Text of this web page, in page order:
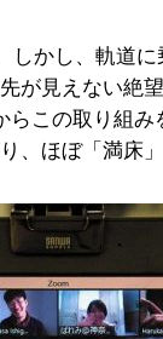
しかし、軌道
が見えない絶
この取り組
、ほぼ「満床